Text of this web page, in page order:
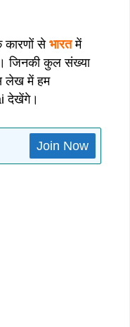
कारणों से भारतमें
जिनकी कुल संख्या
लेख में हम
देखेंगे।
Join Now